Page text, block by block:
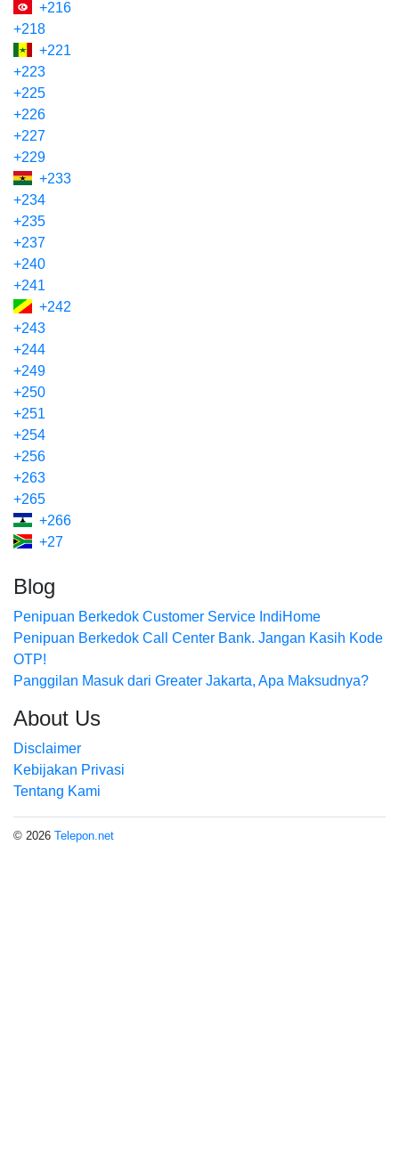
+216
+218
+221
+223
+225
+226
+227
+229
+233
+234
+235
+237
+240
+241
+242
+243
+244
+249
+250
+251
+254
+256
+263
+265
+266
+27
Blog
Penipuan Berkedok Customer Service IndiHome
Penipuan Berkedok Call Center Bank. Jangan Kasih Kode
OTP!
Panggilan Masuk dari Greater Jakarta, Apa Maksudnya?
About Us
Disclaimer
Kebijakan Privasi
Tentang Kami
© 2026 Telepon.net